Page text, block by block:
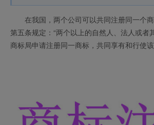
在我国，两个公司可以共同注册同一个
第五条规定：“两个以上的自然人、法人或者
商标局申请注册同一商标，共同享有和行使